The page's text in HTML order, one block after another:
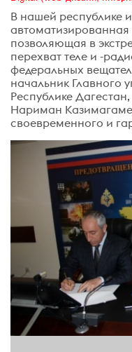
В нашей республике
позволяющая в
перехват теле и -
федеральных
начальник Главного
Республике
Нариман
своевременного и